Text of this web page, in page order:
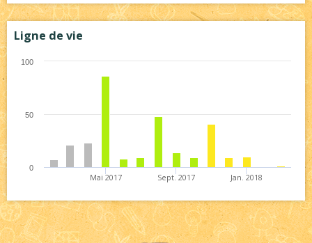
Ligne de vie
Mai 2017 Sept. 2017 Jan. 2018
0
50
100